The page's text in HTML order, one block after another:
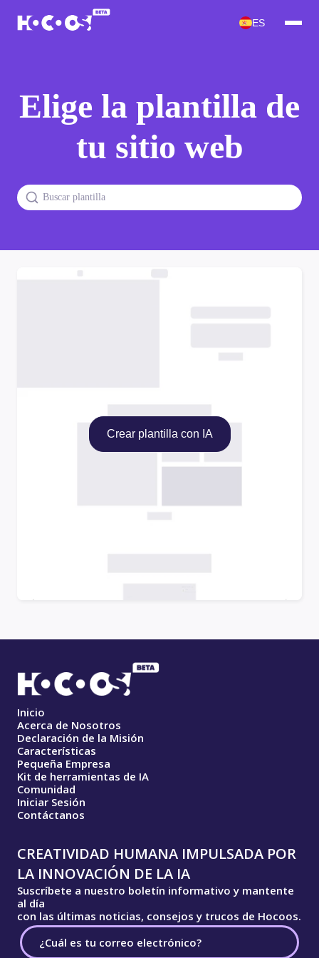
ES
Elige la plantilla de
tu sitio web
Crear plantilla con IA
Inicio
Acerca de Nosotros
Declaración de la Misión
Características
Pequeña Empresa
Kit de herramientas de IA
Comunidad
Iniciar Sesión
Contáctanos
CREATIVIDAD HUMANA IMPULSADA POR
LA INNOVACIÓN DE LA IA
Suscríbete a nuestro boletín informativo y mantente
al día
con las últimas noticias, consejos y trucos de Hocoos.